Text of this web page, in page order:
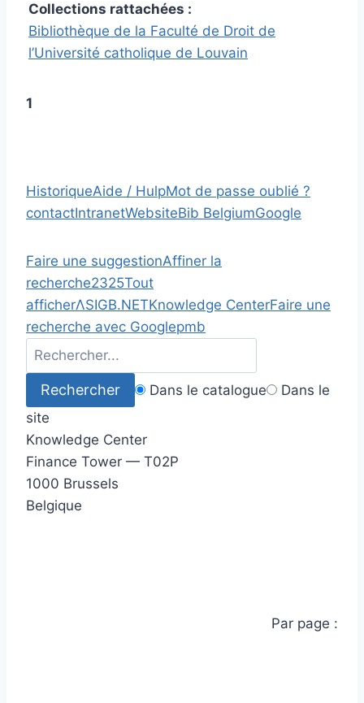
Collections rattachées :
Bibliothèque de la Faculté de Droit de
l’Université catholique de Louvain
1
HistoriqueAide / HulpMot de passe oublié ?
contactIntranetWebsiteBib BelgiumGoogle
Faire une suggestionAffiner la
recherche2325Tout
afficherΛSIGB.NETKnowledge CenterFaire une
recherche avec Googlepmb
Dans le catalogue
Dans le
site
Knowledge Center
Finance Tower — T02P
1000 Brussels
Belgique
Par page :